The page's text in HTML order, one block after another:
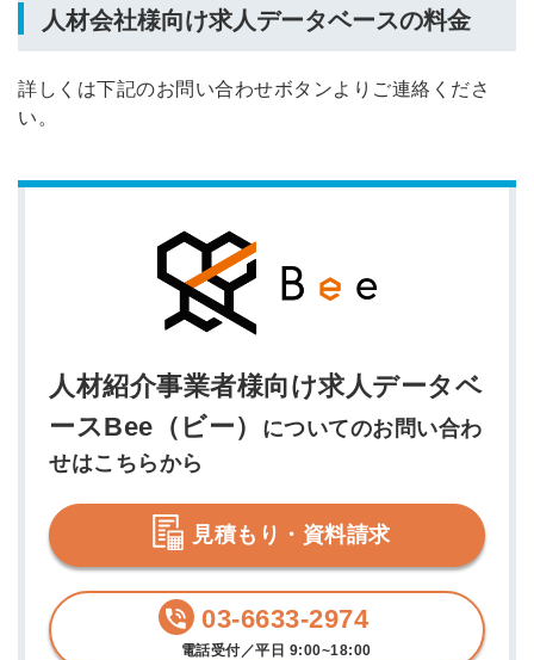
人材会社様向け求人データベースの料金
詳しくは下記のお問い合わせボタンよりご連絡くださ
い。
人材紹介事業者様向け求人データベ
ースBee（ビー）
についてのお問い合わ
せはこちらから
見積もり・資料請求
03-6633-2974
電話受付／平日 9:00~18:00